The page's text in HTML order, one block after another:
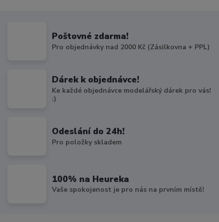
Poštovné zdarma!
Pro objednávky nad 2000 Kč (Zásilkovna + PPL)
Dárek k objednávce!
Ke každé objednávce modelářský dárek pro vás!
:)
Odeslání do 24h!
Pro položky skladem
100% na Heureka
Vaše spokojenost je pro nás na prvním místě!